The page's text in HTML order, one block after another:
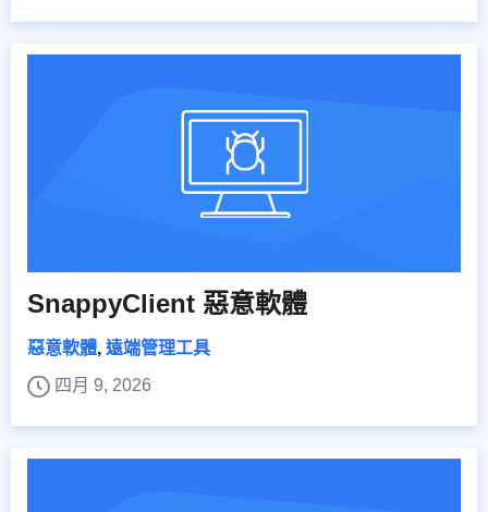
SnappyClient 惡意軟體
惡意軟體, 遠端管理工具
四月 9, 2026